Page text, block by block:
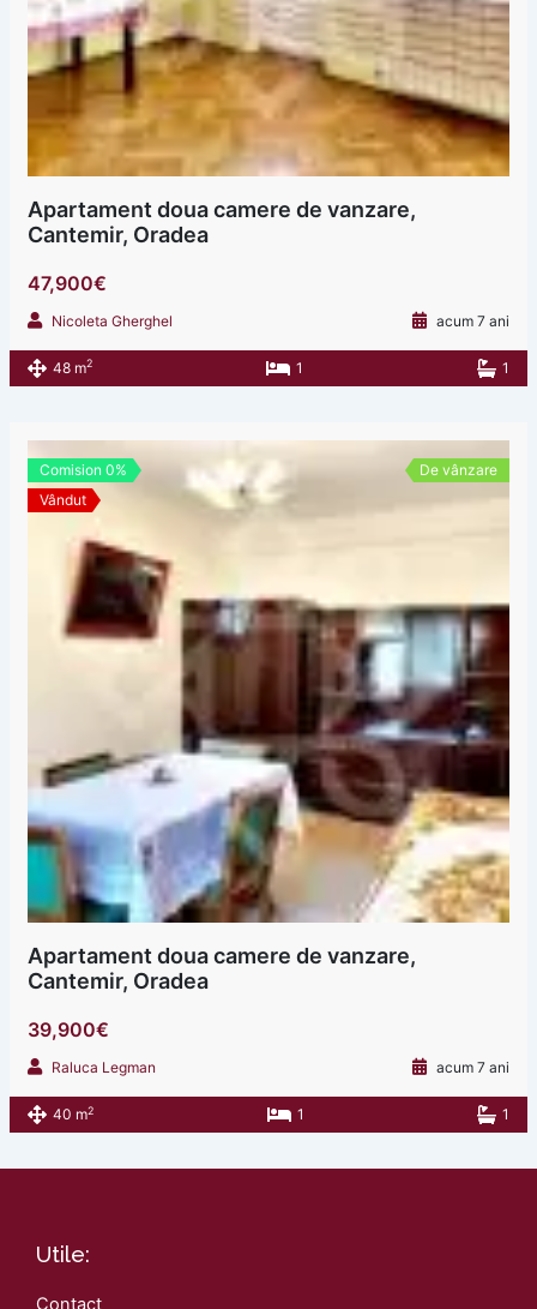
Apartament doua camere de vanzare,
Cantemir, Oradea
47,900€
Nicoleta Gherghel acum 7 ani
48 m2 1 1
Comision 0%
Vândut
De vânzare
Apartament doua camere de vanzare,
Cantemir, Oradea
39,900€
Raluca Legman acum 7 ani
40 m2 1 1
Utile:
Contact